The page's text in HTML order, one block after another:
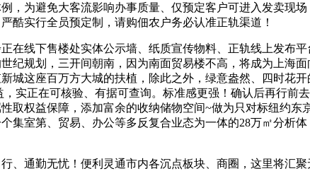
，为避免大客流影响办事质量、仅预定客户可进入发卖现
酷实行全员预定制，请购佃农户务必认准正轨渠道！
线下售楼处实体公示墙、纸质宣传物料、正轨线上发布平
纪规划，三开间朝南，因为南面贸易楼不高，将成为上海
城这座百万方大城的扶植，除此之外，绿意盎然、四时花
实正在可核验、有据可查询。标准感更强！确认后再行前
取权益保障，添加富余的收纳储物空间~做为只对标纽约
室第、贸易、办公等多反复合业态为一体的28万㎡分析
通勤无忧！便利灵通市内各沉点板块、商圈，这里将汇